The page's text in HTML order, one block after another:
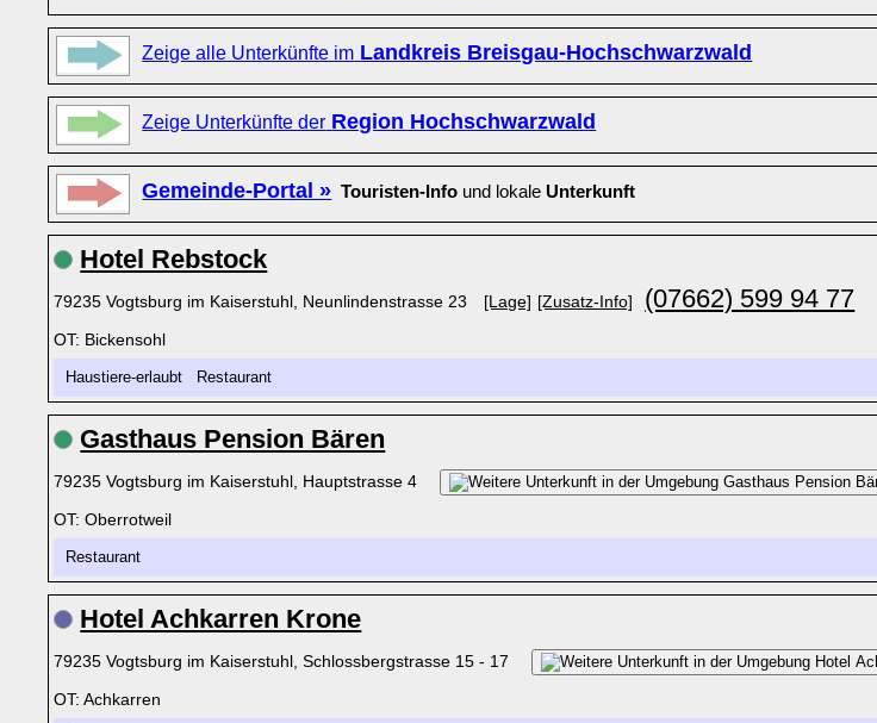
Zeige alle Unterkünfte im Landkreis Breisgau-Hochschwarzwald
Zeige Unterkünfte der Region Hochschwarzwald
Gemeinde-Portal » Touristen-Info und lokale Unterkunft
Hotel Rebstock
79235 Vogtsburg im Kaiserstuhl, Neunlindenstrasse 23 [Lage] [Zusatz-Info] (07662) 599 94 77
OT: Bickensohl
Haustiere-erlaubt Restaurant
Gasthaus Pension Bären
79235 Vogtsburg im Kaiserstuhl, Hauptstrasse 4
OT: Oberrotweil
Restaurant
Hotel Achkarren Krone
79235 Vogtsburg im Kaiserstuhl, Schlossbergstrasse 15 - 17
OT: Achkarren